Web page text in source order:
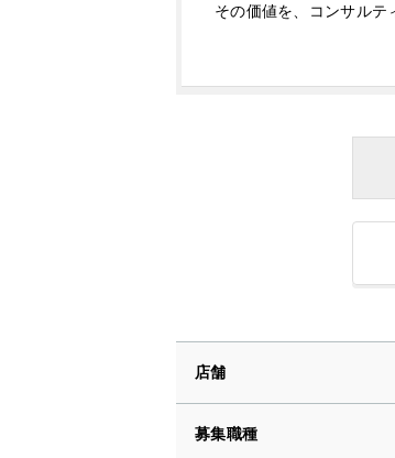
その価値を、コンサルテ
店舗
募集職種